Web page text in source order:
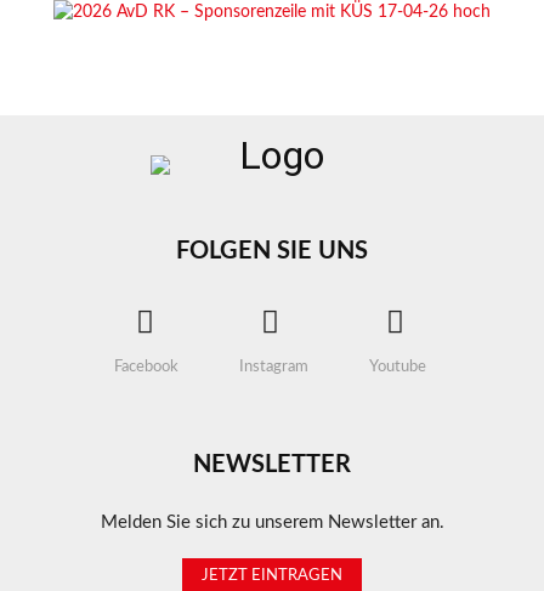
FOLGEN SIE UNS
Facebook Instagram Youtube
NEWSLETTER
Melden Sie sich zu unserem Newsletter an.
JETZT EINTRAGEN